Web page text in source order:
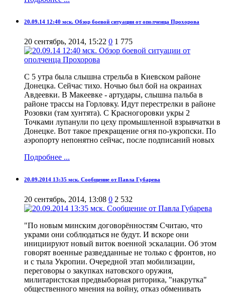
20.09.14 12:40 мск. Обзор боевой ситуации от ополченца Прохорова
20 сентябрь, 2014, 15:22 0 1 775
С 5 утра была слышна стрельба в Киевском районе
Донецка. Сейчас тихо. Ночью был бой на окраинах
Авдеевки. В Макеевке - артудары, слышна пальба в
районе трассы на Горловку. Идут перестрелки в районе
Розовки (там хунтята). С Красногоровки укры 2
Точками лупанули по цеху промышленной взрывчатки в
Донецке. Вот такое прекращение огня по-укропски. По
аэропорту непонятно сейчас, после подписаний новых
Подробнее ...
20.09.2014 13:35 мск. Сообщение от Павла Губарева
20 сентябрь, 2014, 13:08 0 2 532
"По новым минским договорённостям Считаю, что
украми они соблюдаться не будут. И вскоре они
инициируют новый виток военной эскалации. Об этом
говорят военные разведданные не только с фронтов, но
и с тыла Укропии. Очередной этап мобилизации,
переговоры о закупках натовского оружия,
милитаристская предвыборная риторика, "накрутка"
общественного мнения на войну, отказ обменивать